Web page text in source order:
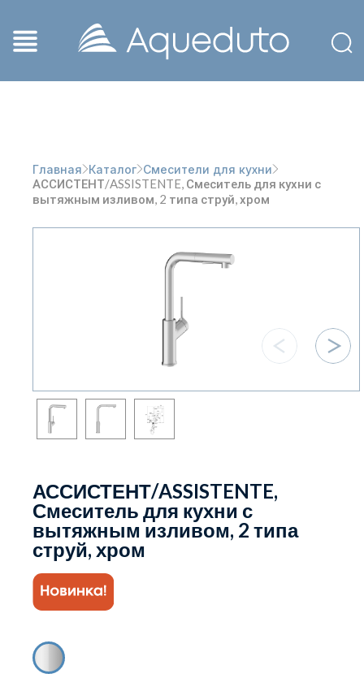
Главная Каталог Смесители для кухни
АССИСТЕНТ/ASSISTENTE, Смеситель для кухни с
вытяжным изливом, 2 типа струй, хром
АССИСТЕНТ/ASSISTENTE,
Смеситель для кухни с
вытяжным изливом, 2 типа
струй, хром